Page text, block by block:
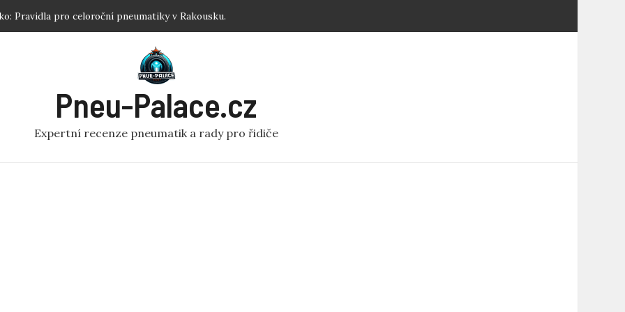
návod pro každého!
koloběžka: Efektivní Dofouknutí Pneumatiky na
Optimalizujte Výkon!
Pravidla pro celoroční pneumatiky v Rakousku.
Pneu-Palace.cz
Expertní recenze pneumatik a rady pro řidiče